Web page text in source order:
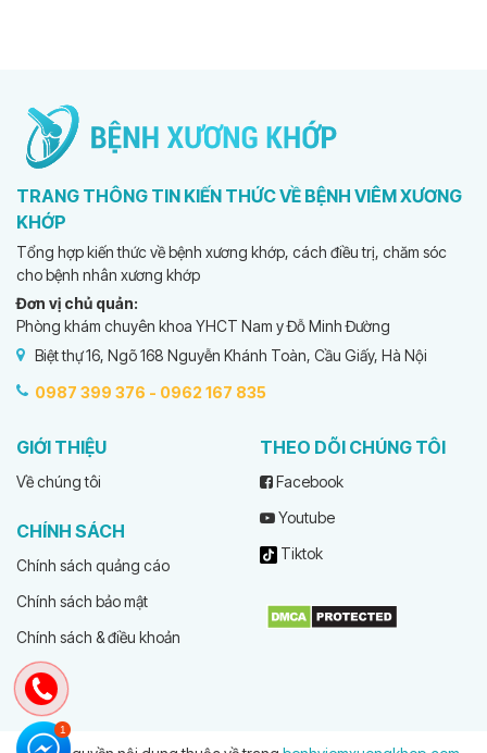
TRANG THÔNG TIN KIẾN THỨC VỀ BỆNH VIÊM XƯƠNG
KHỚP
Tổng hợp kiến thức về bệnh xương khớp, cách điều trị, chăm sóc
cho bệnh nhân xương khớp
Đơn vị chủ quản:
Phòng khám chuyên khoa YHCT Nam y Đỗ Minh Đường
Biệt thự 16, Ngõ 168 Nguyễn Khánh Toàn, Cầu Giấy, Hà Nội
0987 399 376 - 0962 167 835
GIỚI THIỆU
Về chúng tôi
CHÍNH SÁCH
Chính sách quảng cáo
Chính sách bảo mật
Chính sách & điều khoản
THEO DÕI CHÚNG TÔI
Facebook
Youtube
Tiktok